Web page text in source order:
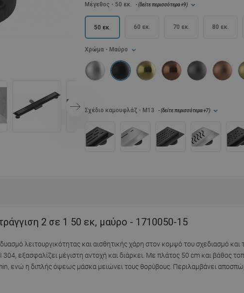
Μέγεθος - 50 εκ. - (δείτε περισσότερα+9)
50 εκ. 60 εκ. 70 εκ. 80 εκ.
Χρώμα - Μαύρο
Σχέδιο καμουφλάζ - M13 - (δείτε περισσότερα+7)
2 σε 1 50 εκ, μαύρο - 1710050-15
λειτουργικότητας και αισθητικής χάρη στον κομψό του σχεδιασμό και
εξασφαλίζει μέγιστη αντοχή και διάρκει. Με πλάτος 50 cm και βάθος
ενώ η διπλής όψεως μάσκα μειώνει τους θορύβους. Περιλαμβάνει